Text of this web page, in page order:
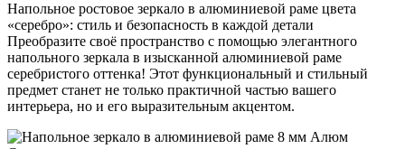
Напольное ростовое зеркало в алюминиевой раме цвета
«серебро»: стиль и безопасность в каждой детали
Преобразите своё пространство с помощью элегантного
напольного зеркала в изысканной алюминиевой раме
серебристого оттенка! Этот функциональный и стильный
предмет станет не только практичной частью вашего
интерьера, но и его выразительным акцентом.